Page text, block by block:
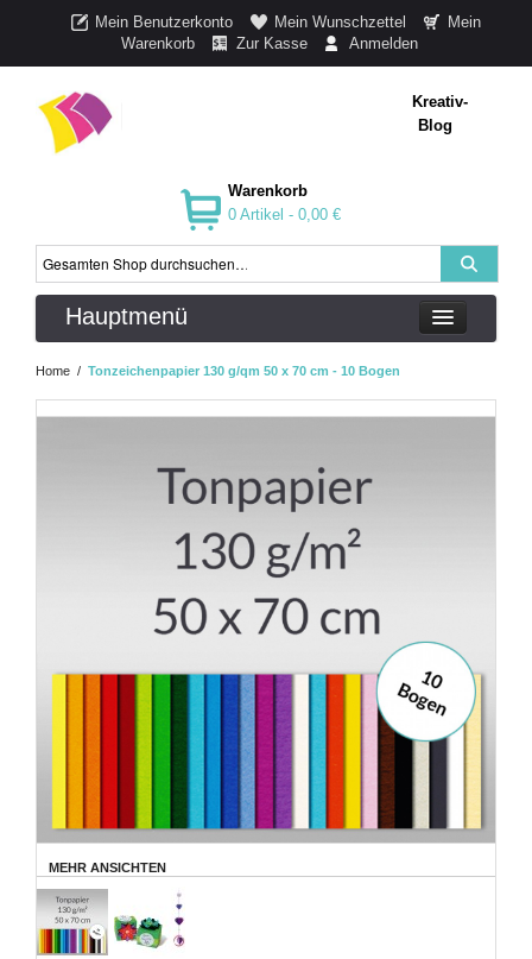
Mein Benutzerkonto Mein Wunschzettel
Mein
Warenkorb
Zur Kasse Anmelden
Kreativ-
Blog
Warenkorb
0 Artikel - 0,00 €
Hauptmenü
Home / Tonzeichenpapier 130 g/qm 50 x 70 cm - 10 Bogen
MEHR ANSICHTEN